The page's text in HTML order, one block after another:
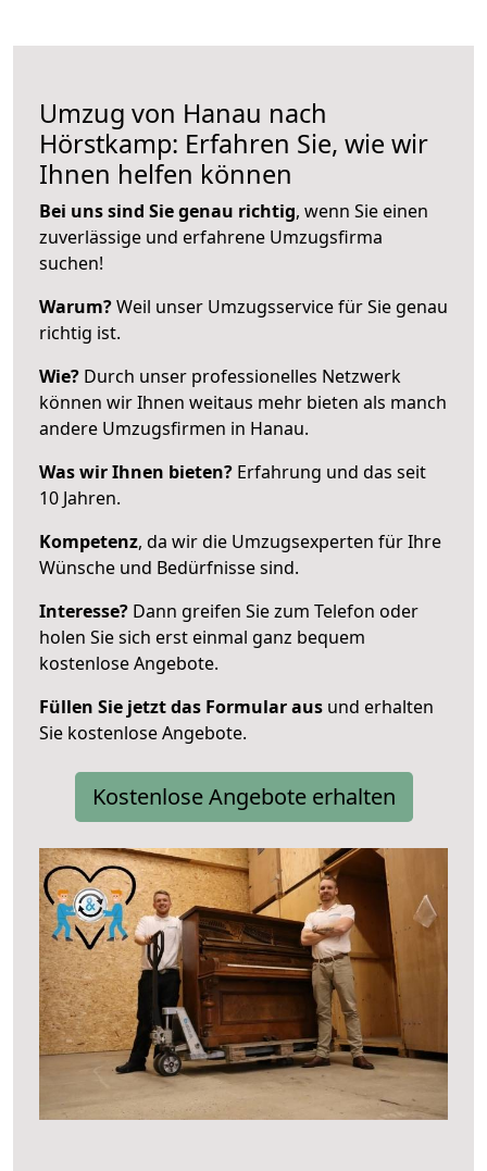
Umzug von Hanau nach
Hörstkamp: Erfahren Sie, wie wir
Ihnen helfen können
Bei uns sind Sie genau richtig, wenn Sie einen
zuverlässige und erfahrene Umzugsfirma
suchen!
Warum?Weil unser Umzugsservice für Sie genau
richtig ist.
Wie? Durch unser professionelles Netzwerk
können wir Ihnen weitaus mehr bieten als manch
andere Umzugsfirmen in Hanau.
Was wir Ihnen bieten? Erfahrung und das seit
10 Jahren.
Kompetenz, da wir die Umzugsexperten für Ihre
Wünsche und Bedürfnisse sind.
Interesse? Dann greifen Sie zum Telefon oder
holen Sie sich erst einmal ganz bequem
kostenlose Angebote.
Füllen Sie jetzt das Formular aus und erhalten
Sie kostenlose Angebote.
Kostenlose Angebote erhalten